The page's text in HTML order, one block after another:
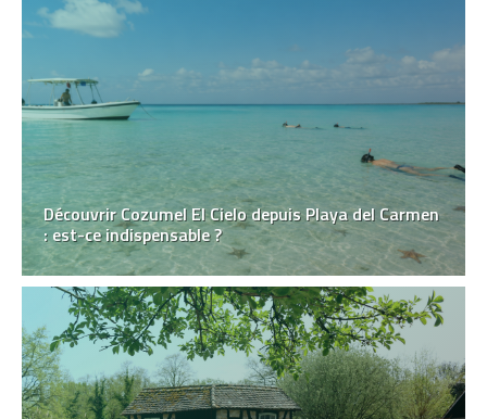
Découvrir Cozumel El Cielo depuis Playa del Carmen
: est-ce indispensable ?